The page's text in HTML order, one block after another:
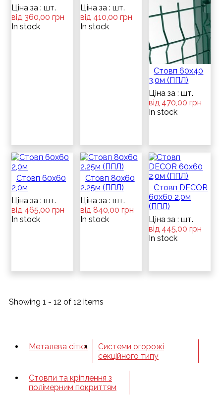
Ціна за : шт.
від 360,00 грн
In stock
Ціна за : шт.
від 410,00 грн
In stock
Стовп 60х40
3,0м (ППЛ)
Ціна за : шт.
від 470,00 грн
In stock
Стовп 60х60
2,0м
Ціна за : шт.
від 465,00 грн
In stock
Стовп 80х60
2.25м (ППЛ)
Ціна за : шт.
від 840,00 грн
In stock
Стовп DECOR
60х60 2,0м
(ППЛ)
Ціна за : шт.
від 445,00 грн
In stock
Showing 1 - 12 of 12 items
Металева сітка
Системи огорожі
секційного типу
Стовпи та кріплення з
полімерним покриттям